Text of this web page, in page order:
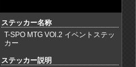
ステッカー名称
T-SPO MTG VOl.2 イベントステッ
カー
ステッカー説明